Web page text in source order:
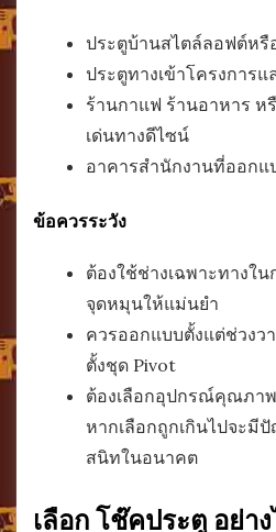
ประตูบ้านสไตล์ลอฟต์หรื
ประตูทางเข้าโครงการ
ร้านกาแฟ ร้านอาหาร ห
เด่นทางดีไซน์
อาคารสำนักงานที่ออก
ข้อควรระวัง
ต้องใช้ช่างเฉพาะทางใน
จุดหมุนให้แม่นยำ
ควรออกแบบตั้งแต่ช่วงว
ตั้งชุด Pivot
ต้องเลือกอุปกรณ์คุณภา
หากเลือกถูกเกินไปจะมี
สนิทในอนาคต
เลือก โช๊คประตู อย่า